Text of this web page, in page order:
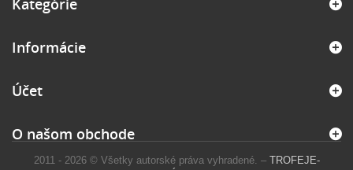
Kategórie
Informácie
2011 - 2026 © Všetky autorské práva vyhradené. – TROFEJE-
Účet
O našom obchode